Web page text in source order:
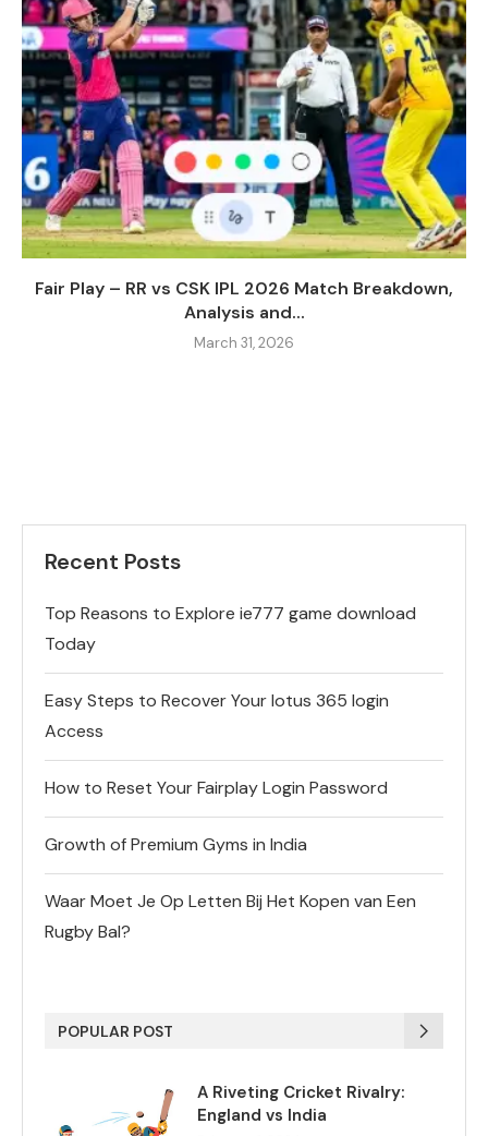
Fair Play – RR vs CSK IPL 2026 Match Breakdown,
Analysis and...
March 31, 2026
Recent Posts
Top Reasons to Explore ie777 game download
Today
Easy Steps to Recover Your lotus 365 login
Access
How to Reset Your Fairplay Login Password
Growth of Premium Gyms in India
Waar Moet Je Op Letten Bij Het Kopen van Een
Rugby Bal?
POPULAR POST
A Riveting Cricket Rivalry:
England vs India